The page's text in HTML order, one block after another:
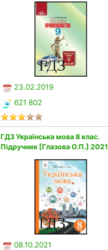
23.02.2019
621 802
ГДЗ Українська мова 8 клас.
Підручник [Глазова О.П.] 2021
08.10.2021